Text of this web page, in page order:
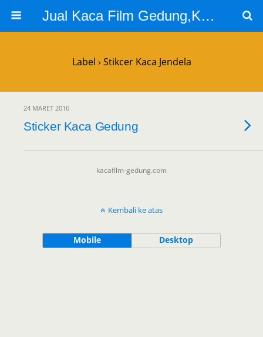
Jual Kaca Film Gedung,Kaca Film 3m
Label › Stikcer Kaca Jendela
24 MARET 2016
Sticker Kaca Gedung
kacafilm-gedung.com
Kembali ke atas
Mobile Desktop